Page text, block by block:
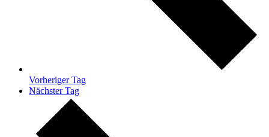
Vorheriger Tag
Nächster Tag